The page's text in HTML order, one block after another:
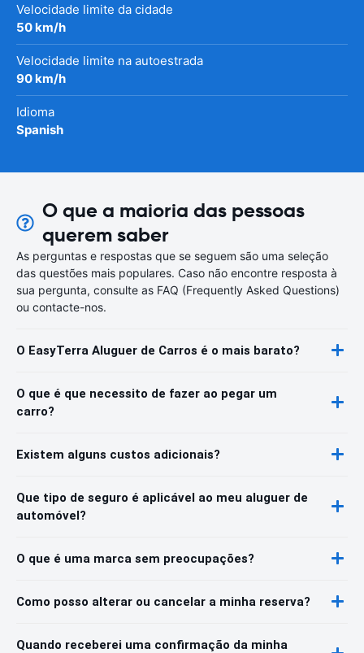
Velocidade limite da cidade
50 km/h
Velocidade limite na autoestrada
90 km/h
Idioma
Spanish
O que a maioria das pessoas
querem saber
As perguntas e respostas que se seguem são uma seleção
das questões mais populares. Caso não encontre resposta à
sua pergunta, consulte as FAQ (Frequently Asked Questions)
ou contacte-nos.
O EasyTerra Aluguer de Carros é o mais barato?
O que é que necessito de fazer ao pegar um
carro?
Existem alguns custos adicionais?
Que tipo de seguro é aplicável ao meu aluguer de
automóvel?
O que é uma marca sem preocupações?
Como posso alterar ou cancelar a minha reserva?
Quando receberei uma confirmação da minha